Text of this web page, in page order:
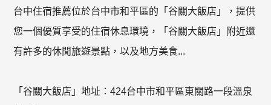
台中住宿推薦位於台中市和平區的「谷關大飯店」，提供
您一個優質享受的住宿休息環境，「谷關大飯店」附近還
有許多的休閒旅遊景點，以及地方美食...
「谷關大飯店」地址：424台中市和平區東關路一段溫泉